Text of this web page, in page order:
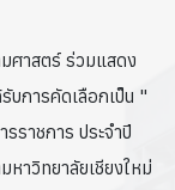
ศาสตร์ ร่วมแสดง
บการคัดเลือกเป็น "
ราชการ ประจำปี
าวิทยาลัยเชียงใหม่